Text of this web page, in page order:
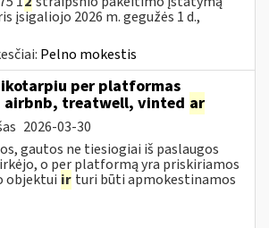
įsigaliojo 2026 m. gegužės 1 d.,
Pelno mokestis
per platformas
airbnb, treatwell, vinted ar
2026-03-30
gautos ne tiesiogiai iš paslaugos
o per platformą yra priskiriamos
objektui ir turi būti apmokestinamos